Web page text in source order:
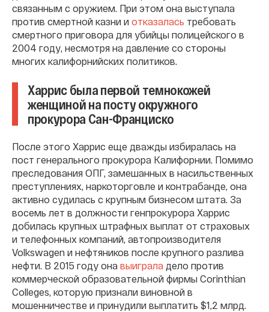
связанным с оружием. При этом она выступала
против смертной казни и отказалась требовать
смертного приговора для убийцы полицейского в
2004 году, несмотря на давление со стороны
многих калифорнийских политиков.
Харрис была первой темнокожей
женщиной на посту окружного
прокурора Сан-Франциско
После этого Харрис еще дважды избиралась на
пост генерального прокурора Калифорнии. Помимо
преследования ОПГ, замешанных в насильственных
преступлениях, наркоторговле и контрабанде, она
активно судилась с крупным бизнесом штата. За
восемь лет в должности генпрокурора Харрис
добилась крупных штрафных выплат от страховых
и телефонных компаний, автопроизводителя
Volkswagen и нефтяников после крупного разлива
нефти. В 2015 году она выиграла дело против
коммерческой образовательной фирмы Corinthian
Colleges, которую признали виновной в
мошенничестве и принудили выплатить $1,2 млрд.